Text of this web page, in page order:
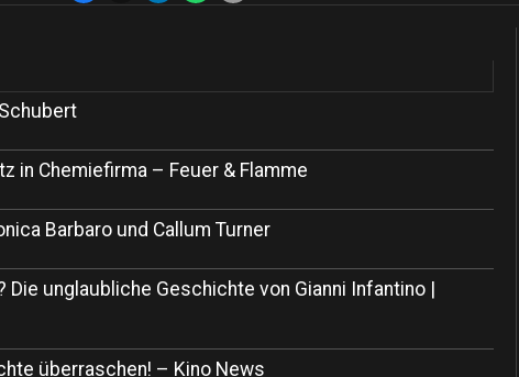
in Chemiefirma – Feuer & Flamme
Barbaro und Callum Turner
unglaubliche Geschichte von Gianni Infantino |
überraschen! – Kino News